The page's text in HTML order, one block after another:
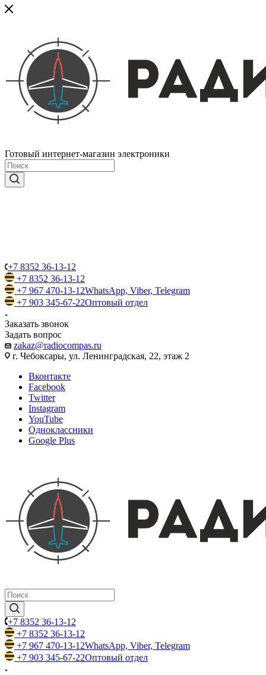
Готовый интернет-магазин электроники
+7 8352 36-13-12
+7 8352 36-13-12
+7 967 470-13-12WhatsApp, Viber, Telegram
+7 903 345-67-22Оптовый отдел
Заказать звонок
Задать вопрос
zakaz@radiocompas.ru
г. Чебоксары, ул. Ленинградская, 22, этаж 2
Вконтакте
Facebook
Twitter
Instagram
YouTube
Одноклассники
Google Plus
+7 8352 36-13-12
+7 8352 36-13-12
+7 967 470-13-12WhatsApp, Viber, Telegram
+7 903 345-67-22Оптовый отдел